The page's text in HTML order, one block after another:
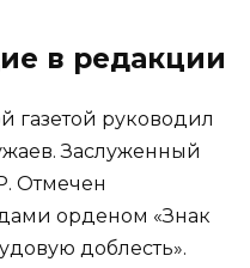
в редакции
газетой руководил
Заслуженный
Отмечен
орденом «Знак
доблесть».